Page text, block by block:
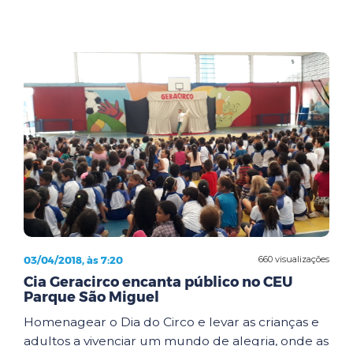
660 visualizações
03/04/2018, às 7:20
Cia Geracirco encanta público no CEU
Parque São Miguel
Homenagear o Dia do Circo e levar as crianças e
adultos a vivenciar um mundo de alegria, onde as